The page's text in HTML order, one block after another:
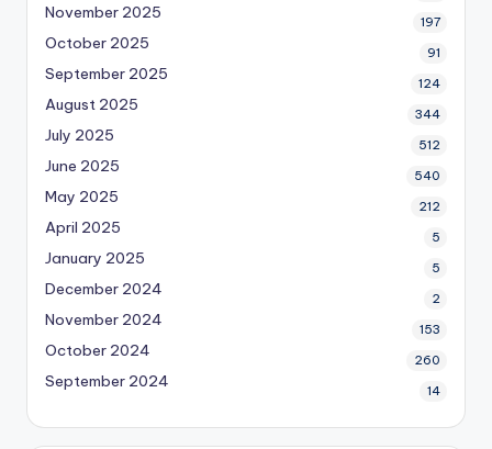
November 2025 197
October 2025 91
September 2025 124
August 2025 344
July 2025 512
June 2025 540
May 2025 212
April 2025 5
January 2025 5
December 2024 2
November 2024 153
October 2024 260
September 2024 14